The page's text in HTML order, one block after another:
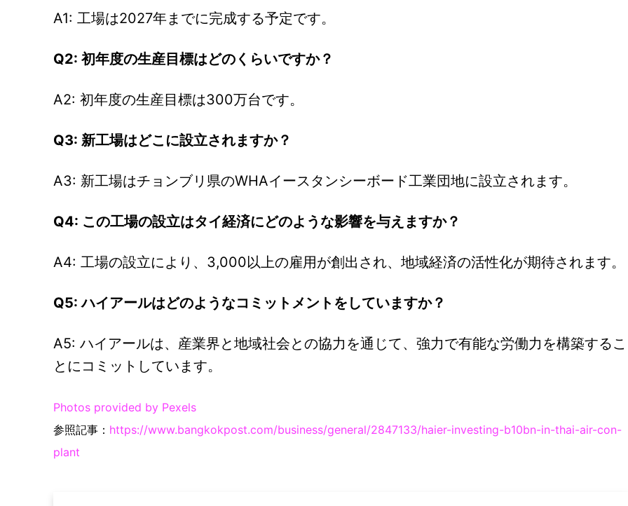
A1: 工場は2027年までに完成する予定です。
Q2: 初年度の生産目標はどのくらいですか？
A2: 初年度の生産目標は300万台です。
Q3: 新工場はどこに設立されますか？
A3: 新工場はチョンブリ県のWHAイースタンシーボード工業団地に設立されます。
Q4: この工場の設立はタイ経済にどのような影響を与えますか？
A4: 工場の設立により、3,000以上の雇用が創出され、地域経済の活性化が期待されます。
Q5: ハイアールはどのようなコミットメントをしていますか？
A5: ハイアールは、産業界と地域社会との協力を通じて、強力で有能な労働力を構築するこ
とにコミットしています。
Photos provided by Pexels
参照記事： https://www.bangkokpost.com/business/general/2847133/haier-investing-b10bn-in-thai-air-con-
plant